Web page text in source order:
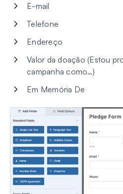
E-mail
Telefone
Endereço
Valor da doação (Estou
campanha como…)
Em Memória De